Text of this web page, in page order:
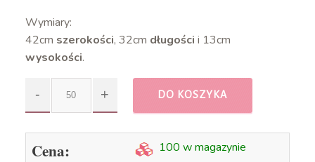
Wymiary:
42cm szerokości, 32cm długości i 13cm
wysokości.
DO KOSZYKA
Cena:
100 w magazynie